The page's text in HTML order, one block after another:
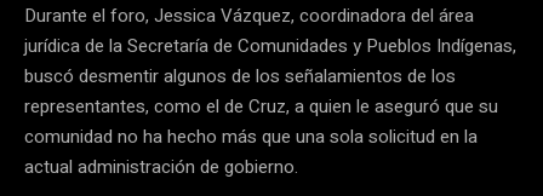
Durante el foro, Jessica Vázquez, coordinadora del área
jurídica de la Secretaría de Comunidades y Pueblos Indígenas,
buscó desmentir algunos de los señalamientos de los
representantes, como el de Cruz, a quien le aseguró que su
comunidad no ha hecho más que una sola solicitud en la
actual administración de gobierno.